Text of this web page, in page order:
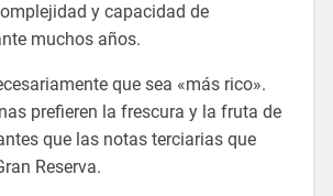
y capacidad de
muchos años.
que sea «más rico».
prefieren la frescura y la fruta de
que las notas terciarias que
Reserva.